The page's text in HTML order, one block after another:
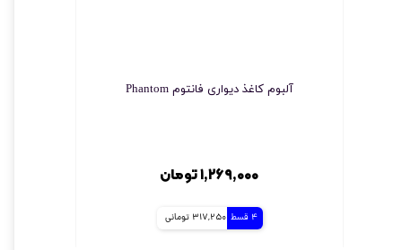
آلبوم کاغذ دیواری فانتوم Phantom
۱,۲۶۹,۰۰۰ تومان
4 قسط 317,250 تومانی